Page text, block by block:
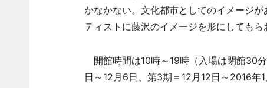
かなかない。文化都市としてのイメージ
ティストに藤沢のイメージを形にしてもら
開館時間は10時～19時（入場は閉館30
日～12月6日、第3期＝12月12日～2016年1